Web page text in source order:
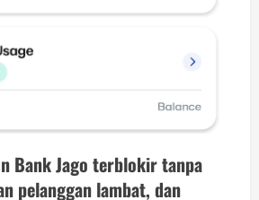
Bank Jago terblokir tanpa
pelanggan lambat, dan